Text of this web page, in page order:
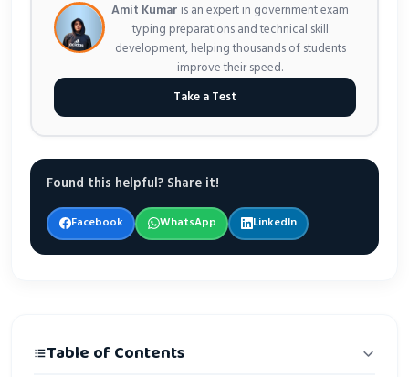
Amit Kumar is an expert in government exam
typing preparations and technical skill
development, helping thousands of students
improve their speed.
Take a Test
Found this helpful? Share it!
Facebook WhatsApp LinkedIn
Table of Contents